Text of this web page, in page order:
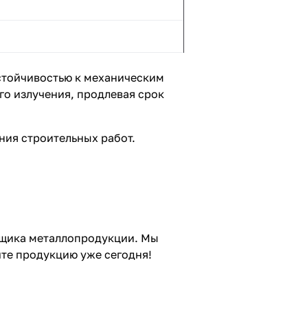
к механическим
излучения, продлевая срок
строительных работ.
металлопродукции. Мы
продукцию уже сегодня!